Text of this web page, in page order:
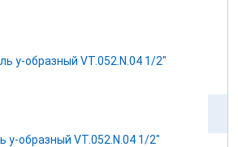
у-образный VT.052.N.04 1/2"